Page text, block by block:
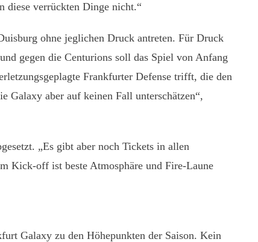
diese verrückten Dinge nicht.“
ohne jeglichen Druck antreten. Für Druck
gegen die Centurions soll das Spiel von Anfang
Frankfurter Defense trifft, die den
Galaxy aber auf keinen Fall unterschätzen“,
„Es gibt aber noch Tickets in allen
Kick-off ist beste Atmosphäre und Fire-Laune
Galaxy zu den Höhepunkten der Saison. Kein